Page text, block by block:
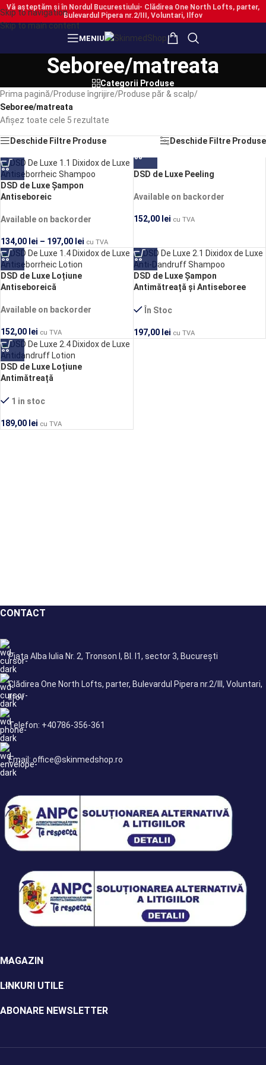
Skip to navigation
Skip to main content
Vă așteptăm și în Nordul Bucurestiului- Clădirea One North Lofts, parter,
Bulevardul Pipera nr.2/III, Voluntari, Ilfov
MENIU
Seboree/matreata
Categorii Produse
Prima pagină/Produse îngrijire/Produse păr & scalp/
Seboree/matreata
Afișez toate cele 5 rezultate
Deschide Filtre Produse Deschide Filtre Produse
PRECOMANDĂ
DSD de Luxe Șampon
Antiseboreic
Available on backorder
134,00 lei – 197,00 lei cu TVA
DSD de Luxe Peeling
Available on backorder
152,00 lei cu TVA
PRECOMANDĂ
DSD de Luxe Loțiune
Antiseboreică
Available on backorder
152,00 lei cu TVA
DSD de Luxe Șampon
Antimătreață și Antiseboree
În Stoc
197,00 lei cu TVA
DSD de Luxe Loțiune
Antimătreață
1 in stoc
189,00 lei cu TVA
CONTACT
Piața Alba Iulia Nr. 2, Tronson I, Bl. I1, sector 3, București
Clădirea One North Lofts, parter, Bulevardul Pipera nr.2/III, Voluntari,
Ilfov
Telefon: +40786-356-361
Email: office@skinmedshop.ro
MAGAZIN
LINKURI UTILE
ABONARE NEWSLETTER